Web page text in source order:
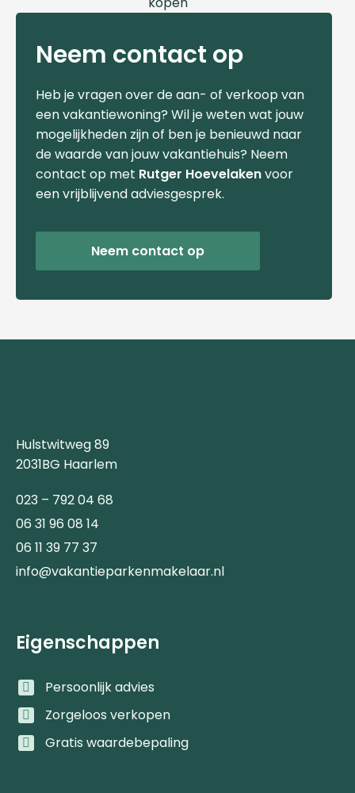
Neem contact op
Heb je vragen over de aan- of verkoop van
een vakantiewoning? Wil je weten wat jouw
mogelijkheden zijn of ben je benieuwd naar
de waarde van jouw vakantiehuis? Neem
contact op met Rutger Hoevelakenvoor
een vrijblijvend adviesgesprek.
Neem contact op
Hulstwitweg 89
2031BG Haarlem
023 – 792 04 68
06 31 96 08 14
06 11 39 77 37
info@vakantieparkenmakelaar.nl
Eigenschappen
Persoonlijk advies
Zorgeloos verkopen
Gratis waardebepaling